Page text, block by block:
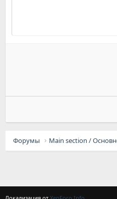
Форумы Main section /